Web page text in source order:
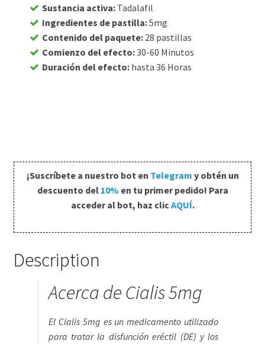
Carrito
Condiciones
Impressum
Mi cuenta
Política de privacidad
Productos
Sustancia activa: Tadalafil
Ingredientes de pastilla:5mg
Contenido del paquete: 28 pastillas
Comienzo del efecto:30-60 Minutos
Duración del efecto: hasta 36 Horas
¡Suscríbete a nuestro bot en Telegram y obtén un
descuento del 10% en tu primer pedido! Para
acceder al bot, haz clicAQUÍ.
Description
Acerca de Cialis 5mg
El Cialis 5mg es un medicamento utilizado
para tratar la disfunción eréctil (DE) y los